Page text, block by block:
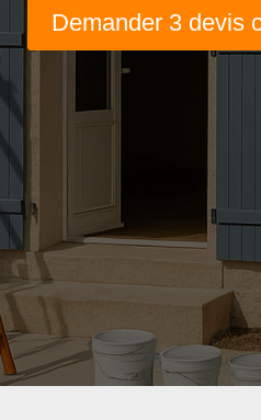
Demander 3 devis